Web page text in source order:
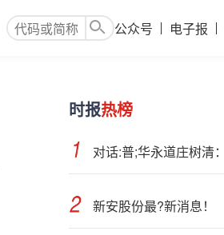
公众号 电子报
时报热榜
新安股份最?新消息！